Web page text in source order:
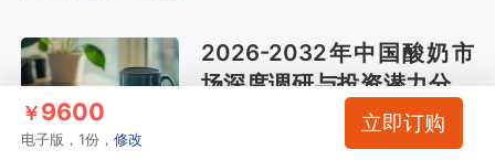
2026-2032年中国酸奶市
场深度调研与投资潜力分析
￥9600
电子版，1份，修改
立即订购